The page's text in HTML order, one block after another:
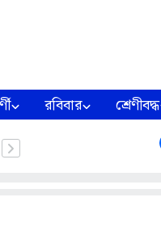
রবিবার শ্রেণীবদ্ধ